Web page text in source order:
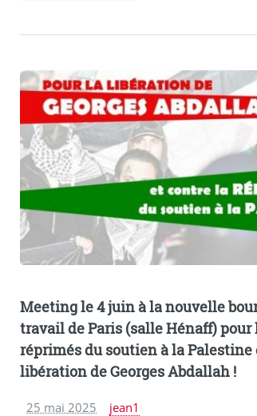
Meeting le 4 juin à la nouvelle
travail de Paris (salle Hénaff) pour
réprimés du soutien à la Palestine
libération de Georges Abdallah !
25 mai 2025 jean1